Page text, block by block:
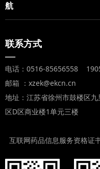
航
联系方式
—
电话：0516-85656558
邮箱 ：xzek@ekcn.cn
地址：江苏省徐州市鼓楼区
区D区商业楼1单元三楼
互联网药品信息服务资格证